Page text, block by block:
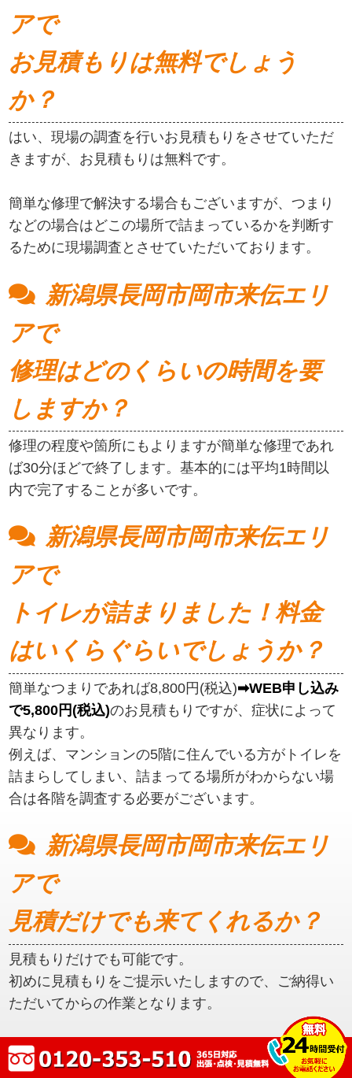
アで
お見積もりは無料でしょう
か？
はい、現場の調査を行いお見積もりをさせていただ
きますが、お見積もりは無料です。
簡単な修理で解決する場合もございますが、つまり
などの場合はどこの場所で詰まっているかを判断す
るために現場調査とさせていただいております。
新潟県長岡市岡市来伝エリ
アで
修理はどのくらいの時間を要
しますか？
修理の程度や箇所にもよりますが簡単な修理であれ
ば30分ほどで終了します。基本的には平均1時間以
内で完了することが多いです。
新潟県長岡市岡市来伝エリ
アで
トイレが詰まりました！料金
はいくらぐらいでしょうか？
簡単なつまりであれば8,800円(税込)➡WEB申し込み
で5,800円(税込)のお見積もりですが、症状によって
異なります。
例えば、マンションの5階に住んでいる方がトイレを
詰まらしてしまい、詰まってる場所がわからない場
合は各階を調査する必要がございます。
新潟県長岡市岡市来伝エリ
アで
見積だけでも来てくれるか？
見積もりだけでも可能です。
初めに見積もりをご提示いたしますので、ご納得い
ただいてからの作業となります。
新潟県長岡市岡市来伝エリ